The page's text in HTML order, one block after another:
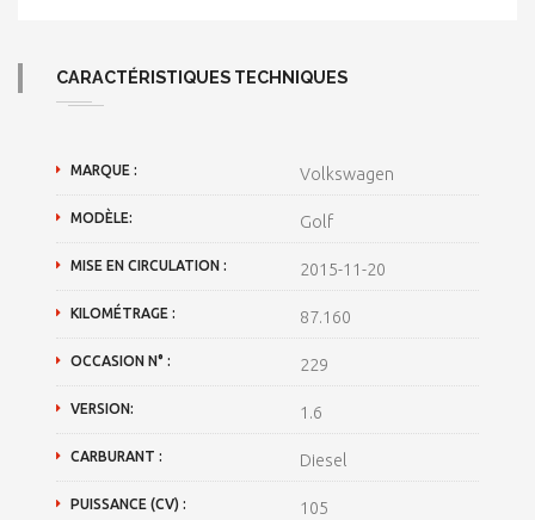
CARACTÉRISTIQUES TECHNIQUES
MARQUE : Volkswagen
MODÈLE: Golf
MISE EN CIRCULATION : 2015-11-20
KILOMÉTRAGE : 87.160
OCCASION N° : 229
VERSION: 1.6
CARBURANT : Diesel
PUISSANCE (CV) : 105